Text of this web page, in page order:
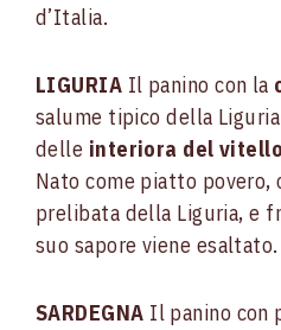
d’Italia.
LIGURIA Il panino con la
salume tipico della
delle interiora del vitello
Nato come piatto povero,
prelibata della Liguria, e
suo sapore viene esaltato.
SARDEGNA Il panino con